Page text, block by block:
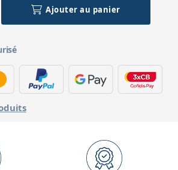
Ajouter au panier